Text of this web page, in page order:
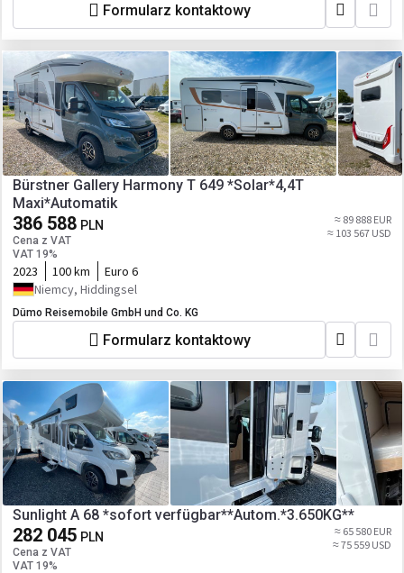
Formularz kontaktowy
Bürstner Gallery Harmony T 649 *Solar*4,4T
Maxi*Automatik
386 588 PLN
Cena z VAT
VAT 19%
≈ 89 888 EUR
≈ 103 567 USD
2023 100 km
Euro 6
Niemcy, Hiddingsel
Dümo Reisemobile GmbH und Co. KG
Formularz kontaktowy
Sunlight A 68 *sofort verfügbar**Autom.*3.650KG**
282 045 PLN
Cena z VAT
VAT 19%
≈ 65 580 EUR
≈ 75 559 USD